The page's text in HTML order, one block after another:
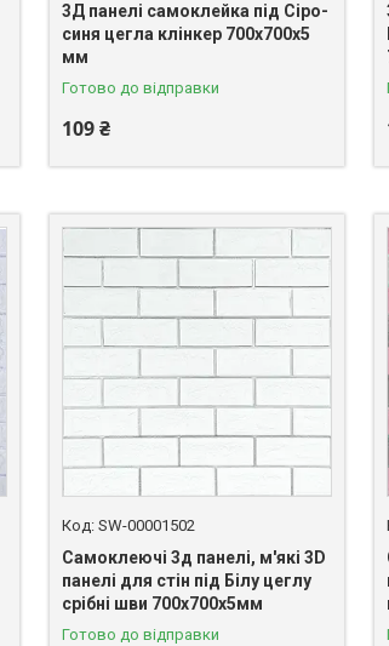
3Д панелі самоклейка під Сіро-
синя цегла клінкер 700х700х5
мм
Готово до відправки
109 ₴
SW-00001502
Самоклеючі 3д панелі, м'які 3D
панелі для стін під Білу цеглу
срібні шви 700х700х5мм
Готово до відправки